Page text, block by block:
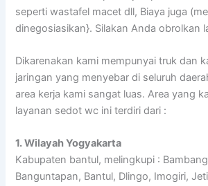
seperti wastafel macet dll, Biaya juga
dinegosiasikan}. Silakan Anda obrolkan
Dikarenakan kami mempunyai truk dan
jaringan yang menyebar di seluruh
area kerja kami sangat luas. Area yang
layanan sedot wc ini terdiri dari :
1. Wilayah Yogyakarta
Kabupaten bantul, melingkupi :
Banguntapan, Bantul, Dlingo, Imogiri,